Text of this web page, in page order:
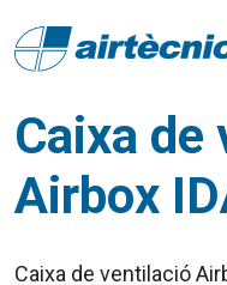
Caixa
Airbox
Caixa de ventilació